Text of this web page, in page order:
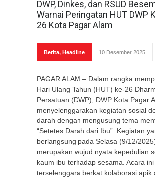
DWP, Dinkes, dan RSUD
Warnai Peringatan HUT DWP
26 Kota Pagar Alam
Berita, Headline 10 Desember 2025
PAGAR ALAM – Dalam rangka
Hari Ulang Tahun (HUT) ke-26
Persatuan (DWP), DWP Kota Pagar
menyelenggarakan kegiatan sosial
darah dengan mengusung tema
“Setetes Darah dari Ibu”. Kegiatan
berlangsung pada Selasa (9/12/
merupakan wujud nyata kepedulian
kaum ibu terhadap sesama. Acara ini
terselenggara berkat kolaborasi apik